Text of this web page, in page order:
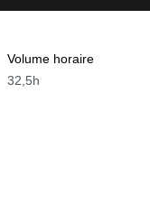
Volume horaire
32,5h